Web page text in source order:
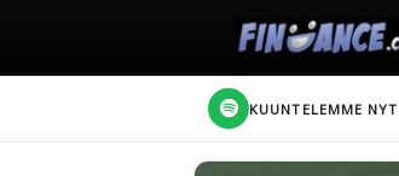
KUUNTELEMME NYT